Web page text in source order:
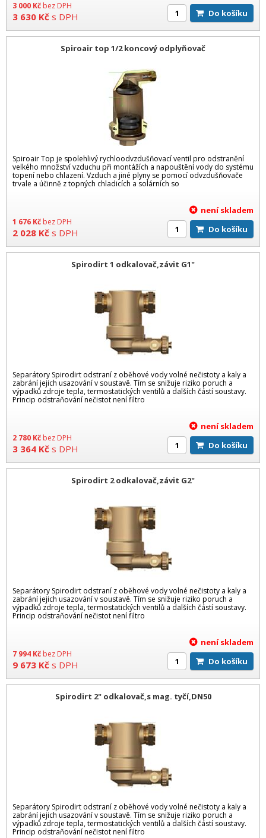
3 000 Kč bez DPH
3 630 Kč s DPH
Do košíku
Spiroair top 1/2 koncový odplyňovač
Spiroair Top je spolehlivý rychloodvzdušňovací ventil pro odstranění
velkého množství vzduchu při montážích a napouštění vody do systému
topení nebo chlazení. Vzduch a jiné plyny se pomocí odvzdušňovače
trvale a účinně z topných chladicích a solárních so
1 676 Kč bez DPH
2 028 Kč s DPH
není skladem
Do košíku
Spirodirt 1 odkalovač,závit G1"
Separátory Spirodirt odstraní z oběhové vody volné nečistoty a kaly a
zabrání jejich usazování v soustavě. Tím se snižuje riziko poruch a
výpadků zdroje tepla, termostatických ventilů a dalších částí soustavy.
Princip odstraňování nečistot není filtro
2 780 Kč bez DPH
3 364 Kč s DPH
není skladem
Do košíku
Spirodirt 2 odkalovač,závit G2"
Separátory Spirodirt odstraní z oběhové vody volné nečistoty a kaly a
zabrání jejich usazování v soustavě. Tím se snižuje riziko poruch a
výpadků zdroje tepla, termostatických ventilů a dalších částí soustavy.
Princip odstraňování nečistot není filtro
7 994 Kč bez DPH
9 673 Kč s DPH
není skladem
Do košíku
Spirodirt 2" odkalovač,s mag. tyčí,DN50
Separátory Spirodirt odstraní z oběhové vody volné nečistoty a kaly a
zabrání jejich usazování v soustavě. Tím se snižuje riziko poruch a
výpadků zdroje tepla, termostatických ventilů a dalších částí soustavy.
Princip odstraňování nečistot není filtro